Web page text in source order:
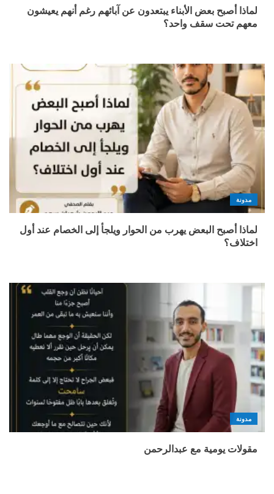
لماذا أصبح بعض الأبناء يبتعدون عن آبائهم رغم أنهم يعيشون
معهم تحت سقف واحد؟
مدونة
لماذا أصبح البعض يهرب من الحوار ويلجأ إلى الخصام عند أول
اختلاف؟
مدونة
مقولات يومية مع عبدالرحمن